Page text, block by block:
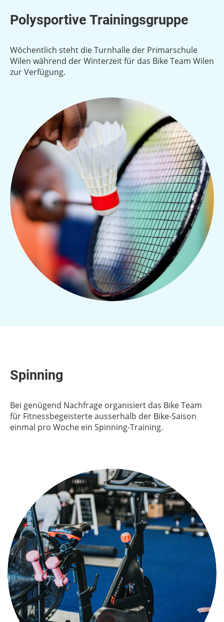
Polysportive Trainingsgruppe
Wöchentlich steht die Turnhalle der Primarschule
Wilen während der Winterzeit für das Bike Team Wilen
zur Verfügung.
Spinning
Bei genügend Nachfrage organisiert das Bike Team
für Fitnessbegeisterte ausserhalb der Bike-Saison
einmal pro Woche ein Spinning-Training.